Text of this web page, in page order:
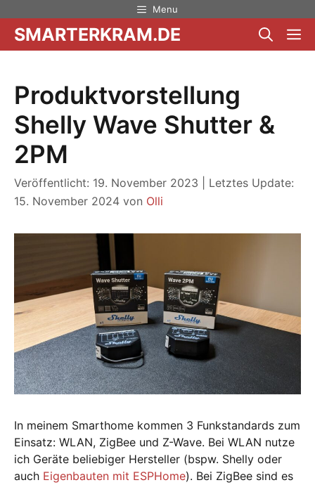
Inhalt
springen
Menu
SMARTERKRAM.DE
Produktvorstellung
Shelly Wave Shutter &
2PM
Veröffentlicht: 19. November 2023
Letztes Update:
15. November 2024 von Olli
In meinem Smarthome kommen 3 Funkstandards zum
Einsatz: WLAN, ZigBee und Z-Wave. Bei WLAN nutze
ich Geräte beliebiger Hersteller (bspw. Shelly oder
auch Eigenbauten mit ESPHome). Bei ZigBee sind es